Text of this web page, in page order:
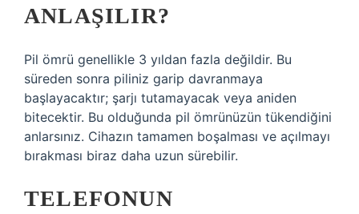
ANLAŞILIR?
Pil ömrü genellikle 3 yıldan fazla değildir. Bu
süreden sonra piliniz garip davranmaya
başlayacaktır; şarjı tutamayacak veya aniden
bitecektir. Bu olduğunda pil ömrünüzün tükendiğini
anlarsınız. Cihazın tamamen boşalması ve açılmayı
bırakması biraz daha uzun sürebilir.
TELEFONUN